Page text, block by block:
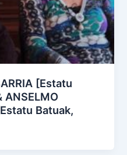
[Estatu
Batuak,